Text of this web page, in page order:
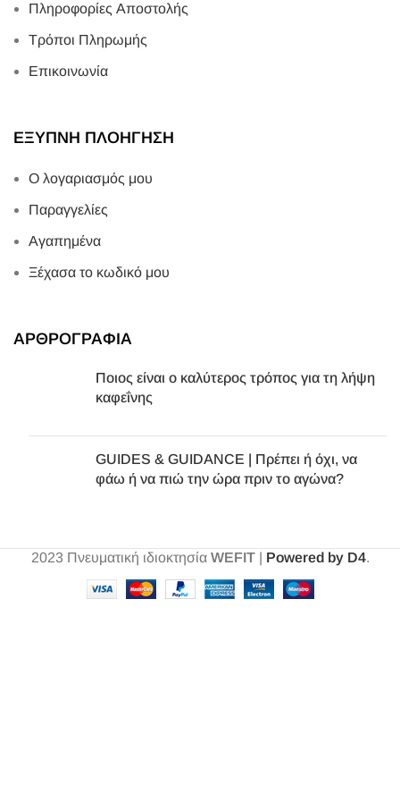
Πληροφορίες Αποστολής
Τρόποι Πληρωμής
Επικοινωνία
ΕΞΥΠΝΗ ΠΛΟΗΓΗΣΗ
Ο λογαριασμός μου
Παραγγελίες
Αγαπημένα
Ξέχασα το κωδικό μου
ΑΡΘΡΟΓΡΑΦΙΑ
Ποιος είναι ο καλύτερος τρόπος για τη λήψη
καφεΐνης
GUIDES & GUIDANCE | Πρέπει ή όχι, να
φάω ή να πιώ την ώρα πριν το αγώνα?
2023 Πνευματική ιδιοκτησία WEFIT| Powered by D4.